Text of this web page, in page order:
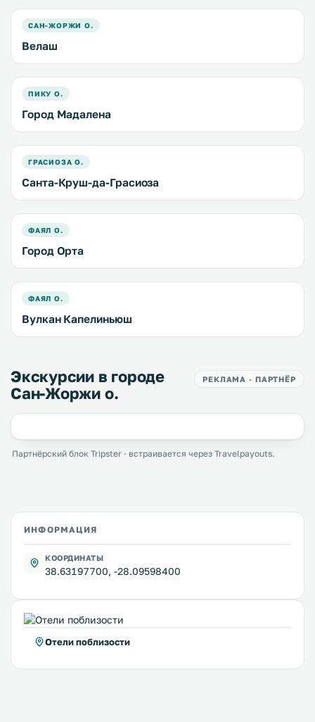
САН-ЖОРЖИ О.
Велаш
ПИКУ О.
Город Мадалена
ГРАСИОЗА О.
Санта-Круш-да-Грасиоза
ФАЯЛ О.
Город Орта
ФАЯЛ О.
Вулкан Капелиньюш
Экскурсии в городе
Сан-Жоржи о.
РЕКЛАМА · ПАРТНЁР
Партнёрский блок Tripster · встраивается через Travelpayouts.
ИНФОРМАЦИЯ
КООРДИНАТЫ
38.63197700, -28.09598400
Отели поблизости